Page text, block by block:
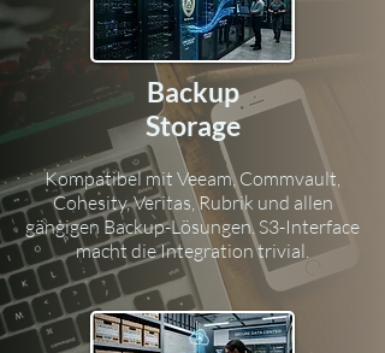
Backup
Storage
Kompatibel mit Veeam, Commvault,
Cohesity, Veritas, Rubrik und allen
gängigen Backup-Lösungen. S3-Interface
macht die Integration trivial.